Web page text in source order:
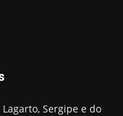
Sergipe e do